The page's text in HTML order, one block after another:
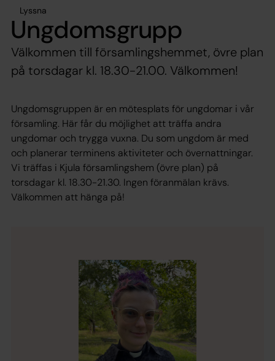
Lyssna
Ungdomsgrupp
Välkommen till församlingshemmet, övre plan
på torsdagar kl. 18.30-21.00. Välkommen!
Ungdomsgruppen är en mötesplats för ungdomar i vår
församling. Här får du möjlighet att träffa andra
ungdomar och trygga vuxna. Du som ungdom är med
och planerar terminens aktiviteter och övernattningar.
Vi träffas i Kjula församlingshem (övre plan) på
torsdagar kl. 18.30-21.30. Ingen föranmälan krävs.
Välkommen att hänga på!